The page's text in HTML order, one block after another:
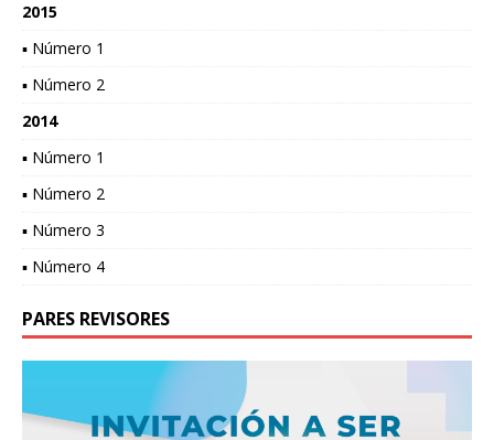
2015
▪ Número 1
▪ Número 2
2014
▪ Número 1
▪ Número 2
▪ Número 3
▪ Número 4
PARES REVISORES